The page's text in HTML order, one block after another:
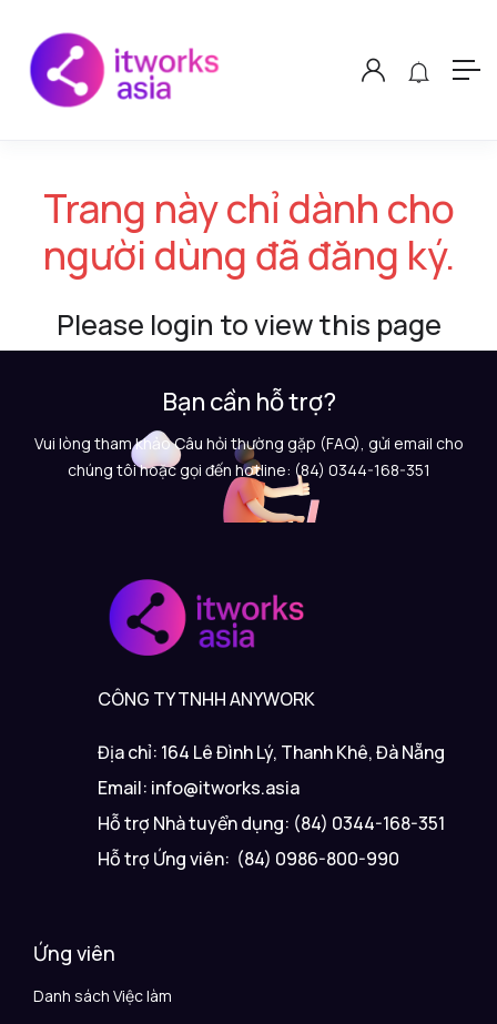
Trang này chỉ dành cho
người dùng đã đăng ký.
Please login to view this page
Bạn cần hỗ trợ?
Vui lòng tham khảo Câu hỏi thường gặp (FAQ), gửi email cho
chúng tôi hoặc gọi đến hotline: (84) 0344-168-351
CÔNG TY TNHH ANYWORK
Địa chỉ: 164 Lê Đình Lý, Thanh Khê, Đà Nẵng
Email: info@itworks.asia
Hỗ trợ Nhà tuyển dụng: (84) 0344-168-351
Hỗ trợ Ứng viên: (84) 0986-800-990
Ứng viên
Danh sách Việc làm